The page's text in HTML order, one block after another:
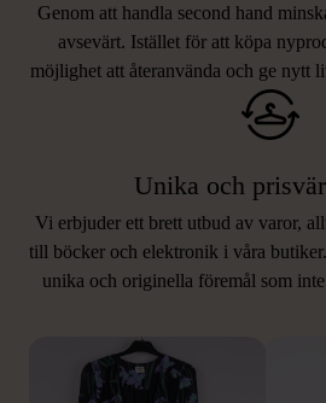
Genom att handla second hand
avsevärt. Istället för att köpa
möjlighet att återanvända och ge nytt
Unika och
Vi erbjuder ett brett utbud av varor,
till böcker och elektronik i våra
unika och originella föremål som
LIKNANDE
Hitta produkter som